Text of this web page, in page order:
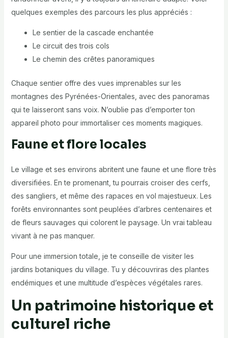
quelques exemples des parcours les plus appréciés :
Le sentier de la cascade enchantée
Le circuit des trois cols
Le chemin des crêtes panoramiques
Chaque sentier offre des vues imprenables sur les
montagnes des Pyrénées-Orientales, avec des panoramas
qui te laisseront sans voix. N’oublie pas d’emporter ton
appareil photo pour immortaliser ces moments magiques.
Faune et flore locales
Le village et ses environs abritent une faune et une flore très
diversifiées. En te promenant, tu pourrais croiser des cerfs,
des sangliers, et même des rapaces en vol majestueux. Les
forêts environnantes sont peuplées d’arbres centenaires et
de fleurs sauvages qui colorent le paysage. Un vrai tableau
vivant à ne pas manquer.
Pour une immersion totale, je te conseille de visiter les
jardins botaniques du village. Tu y découvriras des plantes
endémiques et une multitude d’espèces végétales rares.
Un patrimoine historique et
culturel riche